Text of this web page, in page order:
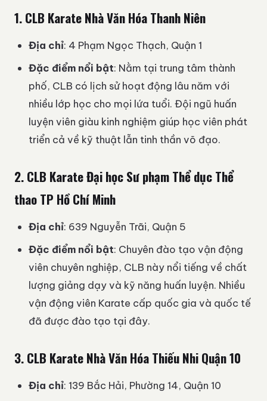
1.CLB Karate Nhà Văn Hóa Thanh Niên
Địa chỉ: 4 Phạm Ngọc Thạch, Quận 1
Đặc điểm nổi bật: Nằm tại trung tâm thành
phố, CLB có lịch sử hoạt động lâu năm với
nhiều lớp học cho mọi lứa tuổi. Đội ngũ huấn
luyện viên giàu kinh nghiệm giúp học viên phát
triển cả về kỹ thuật lẫn tinh thần võ đạo.
2.CLB Karate Đại học Sư phạm Thể dục Thể
thao TP Hồ Chí Minh
Địa chỉ: 639 Nguyễn Trãi, Quận 5
Đặc điểm nổi bật: Chuyên đào tạo vận động
viên chuyên nghiệp, CLB này nổi tiếng về chất
lượng giảng dạy và kỹ năng huấn luyện. Nhiều
vận động viên Karate cấp quốc gia và quốc tế
đã được đào tạo tại đây.
3.CLB Karate Nhà Văn Hóa Thiếu Nhi Quận 10
Địa chỉ: 139 Bắc Hải, Phường 14, Quận 10